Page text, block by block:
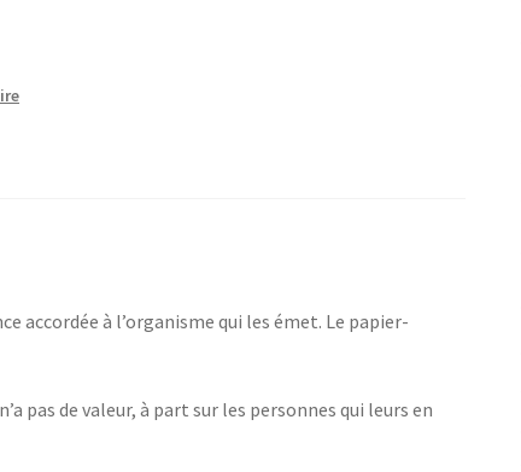
accordée à l’organisme qui les émet. Le papier-
pas de valeur, à part sur les personnes qui leurs en